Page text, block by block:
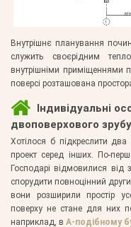
Внутрішнє планування
служить своєрідним
внутрішніми приміщеннями
поверсі розташована
Індивідуальні
двоповерхового зрубу
Хотілося б підкреслити
проект серед інших. По-
Господарі відмовилися від
спорудити повноцінний
вони розширили простір
поверху не стане для них
наприклад, в А-подібному